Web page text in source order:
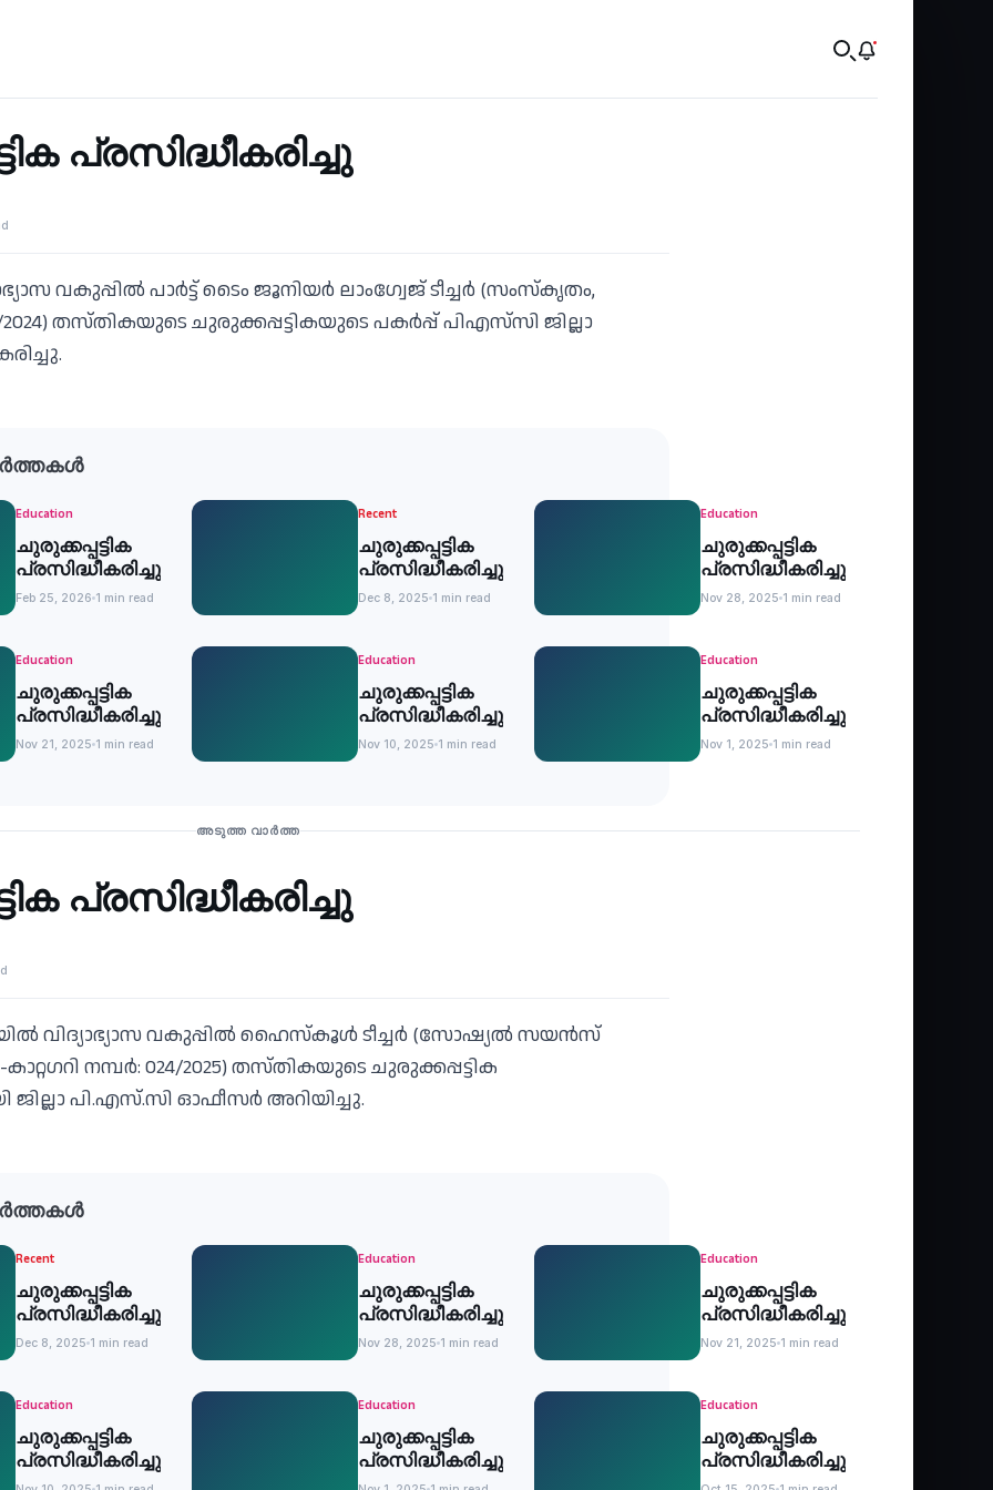
പ്രസിദ്ധീകരിച്ചു
വകുപ്പില്‍ പാര്‍ട്ട് ടൈം ജൂനിയര്‍ ലാംഗ്വേജ് ടീച്ചര്‍ (സംസ്‌കൃതം,
2024) തസ്തികയുടെ ചുരുക്കപ്പട്ടികയുടെ പകര്‍പ്പ് പിഎസ്‌സി ജില്ലാ
Education
ചുരുക്കപ്പട്ടിക
പ്രസിദ്ധീകരിച്ചു
Feb 25, 2026 1 min read
Recent
ചുരുക്കപ്പട്ടിക
പ്രസിദ്ധീകരിച്ചു
Dec 8, 2025 1 min read
Education
ചുരുക്കപ്പട്ടിക
പ്രസിദ്ധീകരിച്ചു
Nov 28, 2025 1 min read
Education
ചുരുക്കപ്പട്ടിക
പ്രസിദ്ധീകരിച്ചു
Nov 21, 2025 1 min read
Education
ചുരുക്കപ്പട്ടിക
പ്രസിദ്ധീകരിച്ചു
Nov 10, 2025 1 min read
Education
ചുരുക്കപ്പട്ടിക
പ്രസിദ്ധീകരിച്ചു
Nov 1, 2025 1 min read
അടുത്ത വാർത്ത
പ്രസിദ്ധീകരിച്ചു
വിദ്യാഭ്യാസ വകുപ്പില്‍ ഹൈസ്‌കൂള്‍ ടീച്ചര്‍ (സോഷ്യല്‍ സയന്‍സ്
നമ്പര്‍: 024/2025) തസ്തികയുടെ ചുരുക്കപ്പട്ടിക
ജില്ലാ പി.എസ്.സി ഓഫീസര്‍ അറിയിച്ചു.
Recent
ചുരുക്കപ്പട്ടിക
പ്രസിദ്ധീകരിച്ചു
Dec 8, 2025 1 min read
Education
ചുരുക്കപ്പട്ടിക
പ്രസിദ്ധീകരിച്ചു
Nov 28, 2025 1 min read
Education
ചുരുക്കപ്പട്ടിക
പ്രസിദ്ധീകരിച്ചു
Nov 21, 2025 1 min read
Education
ചുരുക്കപ്പട്ടിക
പ്രസിദ്ധീകരിച്ചു
Education
ചുരുക്കപ്പട്ടിക
പ്രസിദ്ധീകരിച്ചു
Education
ചുരുക്കപ്പട്ടിക
പ്രസിദ്ധീകരിച്ചു